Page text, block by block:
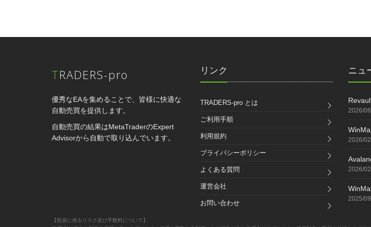
TRADERS-pro
優秀なEAを集めることで、皆様に快適な
自動売買を提供します。
自動売買の結果はMetaTraderのExpert
Advisorから自動で取り込んでいます。
リンク
TRADERS-pro とは
ご利用手順
利用規約
プライバシーポリシー
よくある質問
運営会社
お問い合わせ
ニュ
2026/
2026/
2026/
2025/
【投資に係るリスク及び手数料について】